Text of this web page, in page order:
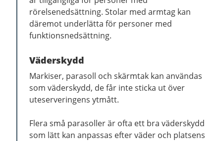
rörelsenedsättning. Stolar med armtag kan
däremot underlätta för personer med
funktionsnedsättning.
Väderskydd
Markiser, parasoll och skärmtak kan användas
som väderskydd, de får inte sticka ut över
uteserveringens ytmått.
Flera små parasoller är ofta ett bra väderskydd
som lätt kan anpassas efter väder och platsens